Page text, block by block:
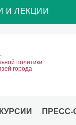
И ЛЕКЦИИ
политики
города